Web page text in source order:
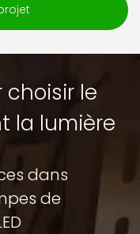
le
la lumière
dans
de